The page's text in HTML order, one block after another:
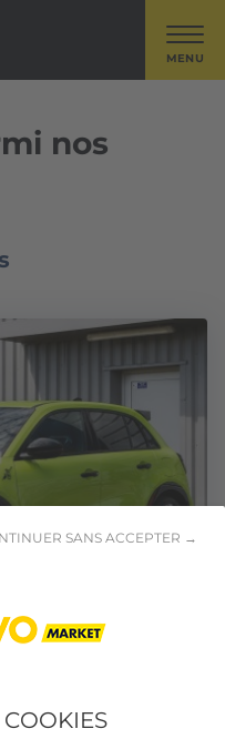
SANS ACCEPTER →
MENU
nos